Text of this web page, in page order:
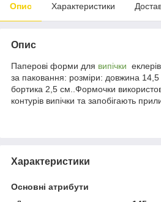
Опис Характеристики
Опис
Паперові форми для випічки
за паковання: розміри: довжина
бортика 2,5 см..Формочки
контурів випічки та запобігають
Характеристики
Основні атрибути